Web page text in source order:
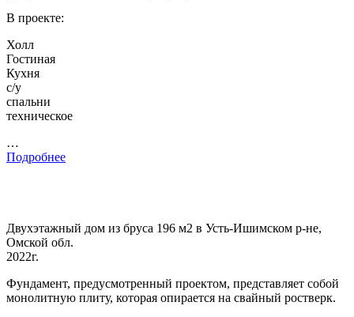
В проекте:
Холл
Гостиная
Кухня
с/у
спальни
техническое
…
Подробнее
Двухэтажный дом из бруса 196 м2 в Усть-Ишимском р-не,
Омской обл.
2022г.
Фундамент, предусмотренный проектом, представляет собой
монолитную плиту, которая опирается на свайный ростверк.